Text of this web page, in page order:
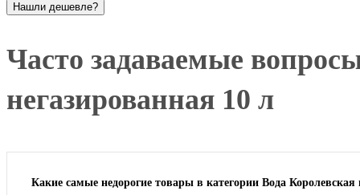
Часто задаваемые
негазированная 10 л
Какие самые недорогие товары в категории Вода Королевская